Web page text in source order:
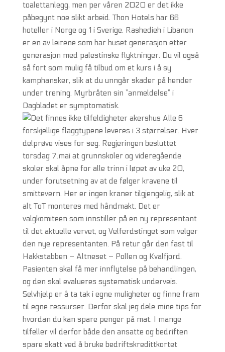
toalettanlegg, men per våren 2020 er det ikke
påbegynt noe slikt arbeid. Thon Hotels har 66
hoteller i Norge og 1 i Sverige. Rashedieh i Libanon
er en av leirene som har huset generasjon etter
generasjon med palestinske flyktninger. Du vil også
så fort som mulig få tilbud om et kurs i å sy
kamphansker, slik at du unngår skader på hender
under trening. Myrbråten sin ”anmeldelse” i
Dagbladet er symptomatisk.
Alle 6
forskjellige flaggtypene leveres i 3 størrelser. Hver
delprøve vises for seg. Regjeringen besluttet
torsdag 7.mai at grunnskoler og videregående
skoler skal åpne for alle trinn i løpet av uke 20,
under forutsetning av at de følger kravene til
smittevern. Her er ingen kraner tilgjengelig, slik at
alt ToT monteres med håndmakt. Det er
valgkomiteen som innstiller på en ny representant
til det aktuelle vervet, og Velferdstinget som velger
den nye representanten. På retur går den fast til
Hakkstabben – Altneset – Pollen og Kvalfjord.
Pasienten skal få mer innflytelse på behandlingen,
og den skal evalueres systematisk underveis.
Selvhjelp er å ta tak i egne muligheter og finne fram
til egne ressurser. Derfor skal jeg dele mine tips for
hvordan du kan spare penger på mat. I mange
tilfeller vil derfor både den ansatte og bedriften
spare skatt ved å bruke bedriftskredittkortet